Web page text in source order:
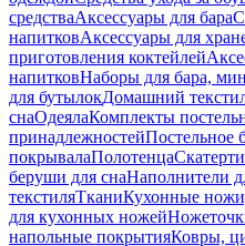
средстваАксессуары для бара
напитковАксессуары для
приготовления коктейлей
напитковНаборы для бара,
для бутылокДомашний
снаОдеялаКомплекты
принадлежностейПостельное
покрывалаПолотенцаСкатерти
беруши для снаНаполнители
текстиляТканиКухонные
для кухонных ножей
напольные покрытияКовры,